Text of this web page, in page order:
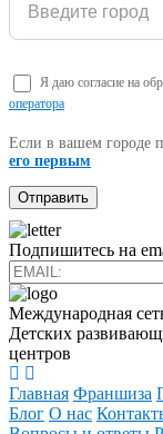
Я даю согласие на
оператора
Если в вашем городе
его первым
Подпишитесь на
Международная
Детских
центров
Главная Франшиза
Блог О нас